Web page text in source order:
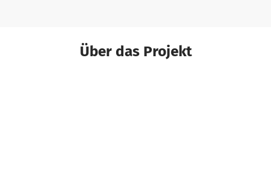
Über das Projekt